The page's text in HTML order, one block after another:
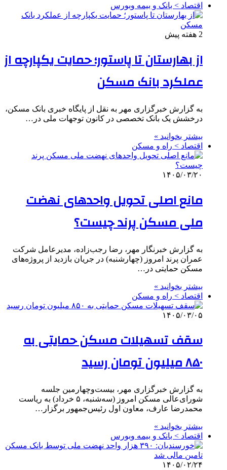
اقتصاد > بانک و بیمه وبورس
2 هفته پیش
از بهارستان تا پاستور؛ حمایت یکپارچه از
عملکرد بانک مسکن
به گزارش خبرگزاری مهر به نقل از پایگاه خبری بانک مسکن،
درخشش یک بانک تخصصی در کانون توجهات ملی در…
بیشتر بخوانید »
اقتصاد > راه و مسکن
۱۴۰۵/۰۳/۲۰
مانع اصلی تحویل واحدهای نهضت
ملی مسکن پرند چیست؟
به گزارش خبرنگار مهر، رضا رجب‌زاده، مدیرعامل شرکت
عمران پرند امروز (چهارشنبه) در جریان بازدید از پروژه‌های
مسکن حمایتی در…
بیشتر بخوانید »
اقتصاد > راه و مسکن
۱۴۰۵/۰۳/۰۵
سقف تسهیلات مسکن حمایتی به
۸۵۰ میلیون تومان رسید
به گزارش خبرگزاری مهر، بیست‌وچهارمین جلسه
شورای‌عالی مسکن امروز (سه‌شنبه، ۵ خرداد) به ریاست
محمدرضا عارف، معاون اول رئیس‌جمهور برگزار…
بیشتر بخوانید »
اقتصاد > بانک و بیمه وبورس
۱۴۰۵/۰۲/۲۴